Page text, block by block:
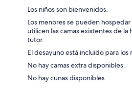
Los niños son bienvenidos.
Los menores se pueden
utilicen las camas existentes de
tutor.
El desayuno está incluido para los
No hay camas extra disponibles.
No hay cunas disponibles.